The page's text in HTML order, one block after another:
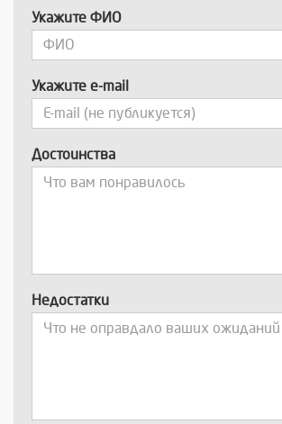
Укажите ФИО
Укажите e-mail
Достоинства
Недостатки